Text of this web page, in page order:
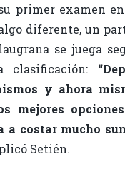
primer examen
diferente, un
se juega
y ahora
mejores
a costar mucho
Setién.